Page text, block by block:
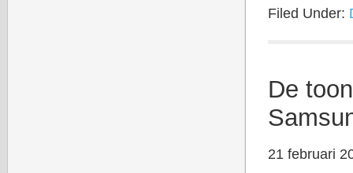
Filed Under:
De
21 februari